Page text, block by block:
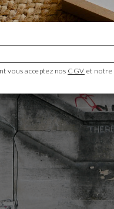
vous acceptez nos CGV et notre